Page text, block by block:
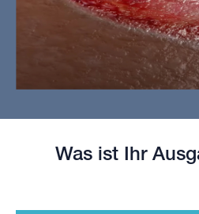
Was ist Ihr